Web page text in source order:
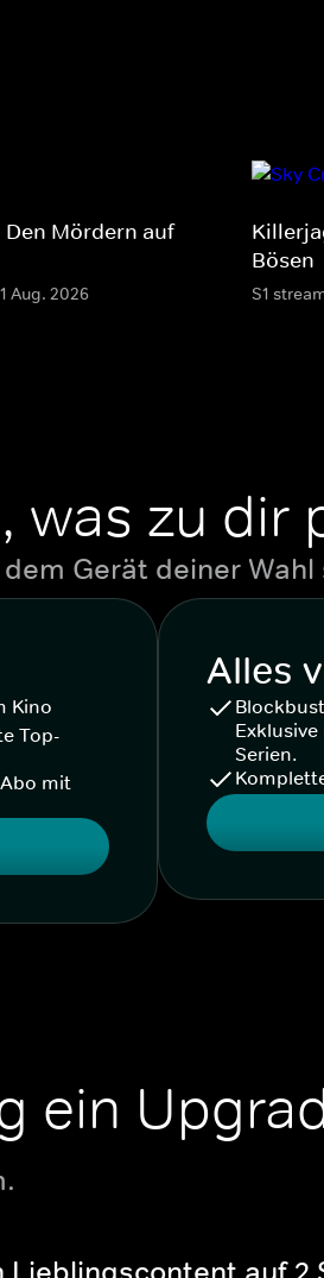
Den Mördern auf
Aug. 2026
Bösen
S1
was zu dir
Gerät deiner
Kino
Top-
mit
Alles
Serien.
ein